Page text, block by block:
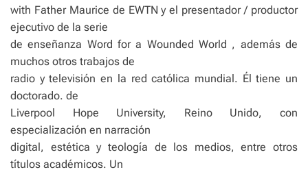
with Father Maurice de EWTN y el presentador / productor
ejecutivo de la serie
de enseñanza Word for a Wounded World , además de
muchos otros trabajos de
radio y televisión en la red católica mundial. Él tiene un
doctorado. de
Liverpool Hope University, Reino Unido, con
especialización en narración
digital, estética y teología de los medios, entre otros
títulos académicos. Un